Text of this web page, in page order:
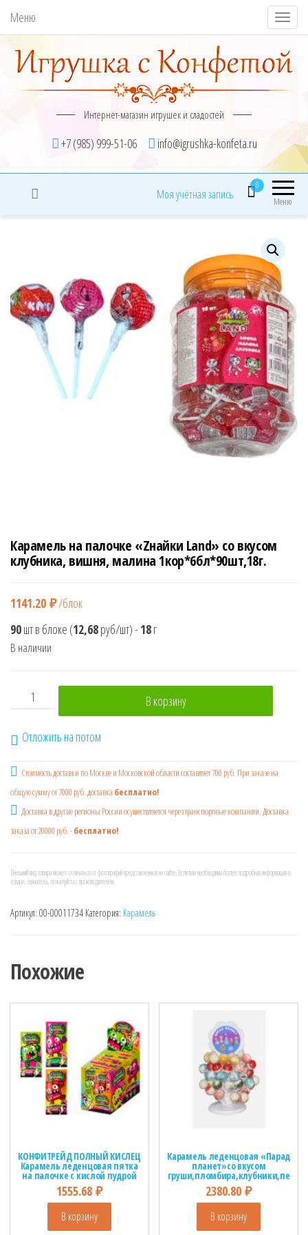
Меню
П
о
к
ь
/
С
ы
т
ь
н
а
в
и
г
а
ц
и
Интернет-магазин игрушек и сладостей
+7 (985) 999-51-06 info@igrushka-konfeta.ru
Меню
0
Моя учётная запись
Карамель на палочке «Zнайки Land» со вкусом
клубника, вишня, малина 1кор*6бл*90шт,18г.
1141.20 ₽/блок
90шт в блоке (12,68руб/шт)- 18г
В наличии
Количество товара Карамель на палочке "Zнайки
В корзину
Отложить на потом
Стоимость доставки по Москве и Московской области составляет 700 руб. При заказе на
общую сумму от 7000 руб. доставка бесплатно!
Доставка в другие регионы России осушествляется через транспортные компании. Доставка
заказа от 20000 руб. -бесплатно!
Внешний вид товара может отличаться от фотографий представленных на сайте. Если вам необходима более подробная информация о
товаре, свяжитесь, пожалуйста с производителем.
Артикул: 00-00011734 Категория: Карамель
Похожие
КОНФИТРЕЙД ПОЛНЫЙ КИСЛЕЦ
Карамель леденцовая пятка
на палочке с кислой пудрой
1кор*12бл*48шт, 10г.
1555.68 ₽
В корзину
Карамель леденцовая «Парад
планет»со вкусом
груши,пломбира,клубники,пе
рсика на стойке
1кор*1бл*48шт, 35г
2380.80₽
В корзину